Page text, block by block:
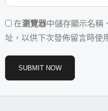
在瀏覽器中儲存顯示名稱
址，以供下次發佈留言時使